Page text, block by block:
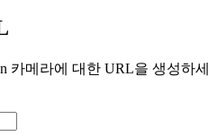
카메라에 대한 URL을 생성하세